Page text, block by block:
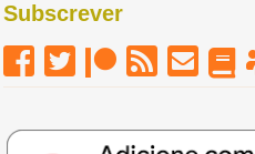
Subscrever